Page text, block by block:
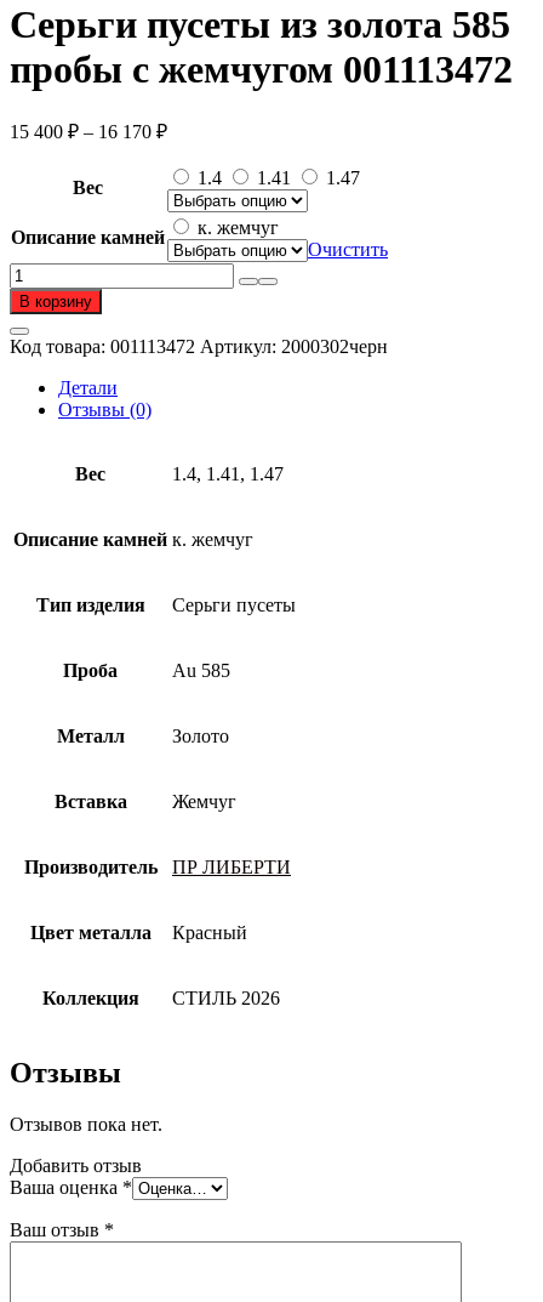
Серьги пусеты из золота 585
пробы с жемчугом 001113472
15 400 ₽ – 16 170 ₽Диапазон
15
400 ₽
–
16
170 ₽
Вес 1.4 1.41 1.47
Описание камней
к. жемчуг
Очистить
Количество
товара
Серьги
пусеты
из
золота
пробы
жемчугом
В корзину
Код товара: 001113472 Артикул: 2000302черн
Детали
Отзывы (0)
Вес 1.4, 1.41, 1.47
Описание камней к. жемчуг
Тип изделия Серьги пусеты
Проба Au 585
Металл Золото
Вставка Жемчуг
Производитель ПР ЛИБЕРТИ
Цвет металла Красный
Коллекция СТИЛЬ 2026
Отзывы
Отзывов пока нет.
Добавить отзыв
Ваша оценка *
Ваш отзыв *